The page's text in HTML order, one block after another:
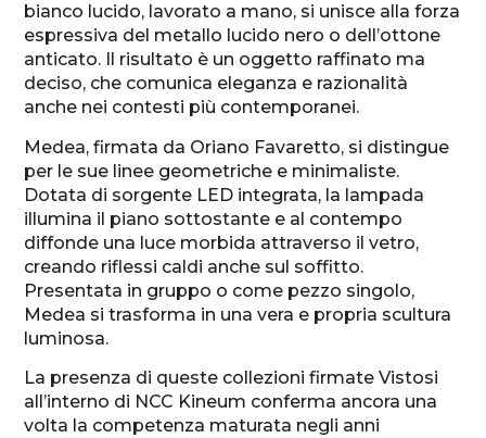
bianco lucido, lavorato a mano, si unisce alla forza
espressiva del metallo lucido nero o dell’ottone
anticato. Il risultato è un oggetto raffinato ma
deciso, che comunica eleganza e razionalità
anche nei contesti più contemporanei.
Medea, firmata da Oriano Favaretto, si distingue
per le sue linee geometriche e minimaliste.
Dotata di sorgente LED integrata, la lampada
illumina il piano sottostante e al contempo
diffonde una luce morbida attraverso il vetro,
creando riflessi caldi anche sul soffitto.
Presentata in gruppo o come pezzo singolo,
Medea si trasforma in una vera e propria scultura
luminosa.
La presenza di queste collezioni firmate Vistosi
all’interno di NCC Kineum conferma ancora una
volta la competenza maturata negli anni